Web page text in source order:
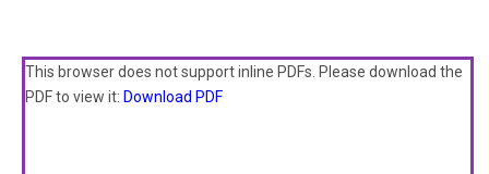
This browser does not support inline PDFs. Please download the
PDF to view it: Download PDF